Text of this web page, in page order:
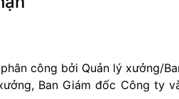
công bởi Quản lý xưởng/
Ban Giám đốc Công ty